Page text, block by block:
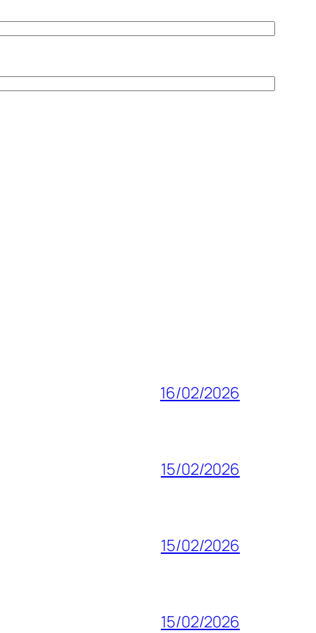
16/02/2026
15/02/2026
15/02/2026
15/02/2026